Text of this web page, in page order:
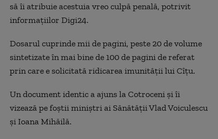
să îi atribuie acestuia vreo culpă penală, potrivit
informațiilor Digi24.
Dosarul cuprinde mii de pagini, peste 20 de volume
sintetizate în mai bine de 100 de pagini de referat
prin care e solicitată ridicarea imunității lui Cîțu.
Un document identic a ajuns la Cotroceni și îi
vizează pe foștii miniștri ai Sănătății Vlad Voiculescu
și Ioana Mihăilă.